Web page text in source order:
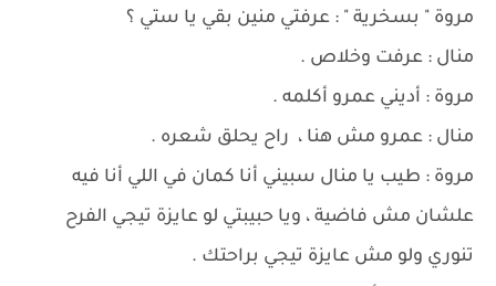
مروة " بسخرية " : عرفتي منين بقي يا ستي ؟
منال : عرفت وخلاص .
مروة : أديني عمرو أكلمه .
منال : عمرو مش هنا ، راح يحلق شعره .
مروة : طيب يا منال سبيني أنا كمان في اللي أنا فيه
علشان مش فاضية ، ويا حبيبتي لو عايزة تيجي الفرح
تنوري ولو مش عايزة تيجي براحتك .